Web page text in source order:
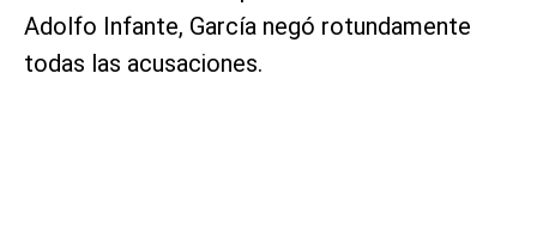
Adolfo Infante, García negó rotundamente
todas las acusaciones.